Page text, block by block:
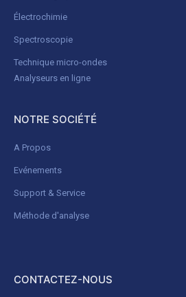
Électrochimie
Spectroscopie
Technique micro-ondes
Analyseurs en ligne
NOTRE SOCIÉTÉ
A Propos
Evénements
Support & Service
Méthode d'analyse
CONTACTEZ-NOUS